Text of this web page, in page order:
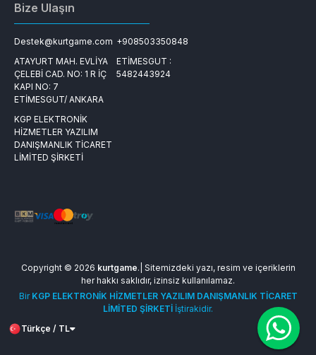
Bize Ulaşın
Destek@kurtgame.com +908503350848
ATAYURT MAH. EVLİYA
ÇELEBİ CAD. NO: 1 R İÇ
KAPI NO: 7
ETİMESGUT/ ANKARA
ETİMESGUT :
5482443924
KGP ELEKTRONİK
HİZMETLER YAZILIM
DANIŞMANLIK TİCARET
LİMİTED ŞİRKETİ
Copyright © 2026 kurtgame.| Sitemizdeki yazı, resim ve içeriklerin
her hakkı saklıdır, izinsiz kullanılamaz.
Bir KGP ELEKTRONİK HİZMETLER YAZILIM DANIŞMANLIK TİCARET
LİMİTED ŞİRKETİ İştirakidir.
Türkçe / TL